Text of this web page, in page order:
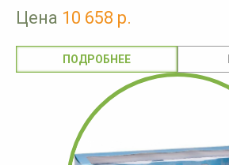
Цена 10 658 р.
ПОДРОБНЕЕ